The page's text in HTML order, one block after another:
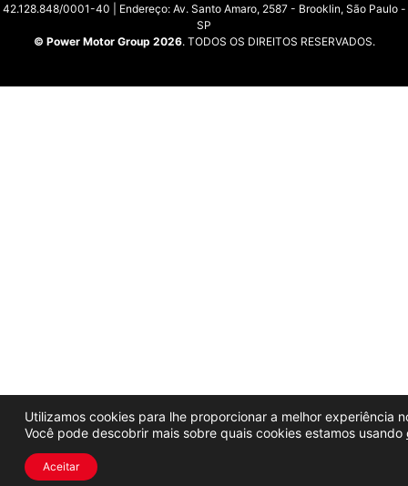
42.128.848/0001-40 | Endereço: Av. Santo Amaro, 2587 - Brooklin, São Paulo -
SP
© Power Motor Group 2026. TODOS OS DIREITOS RESERVADOS.
Utilizamos cookies para lhe proporcionar a melhor experiência
Você pode descobrir mais sobre quais cookies estamos usando
Aceitar